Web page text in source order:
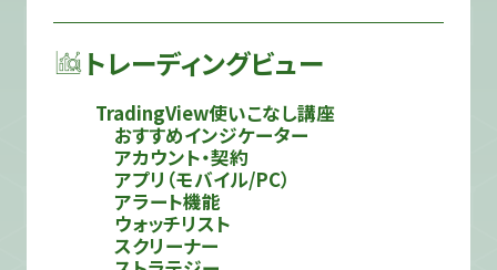
トレーディングビュー
TradingView使いこなし講座
おすすめインジケーター
アカウント・契約
アプリ（モバイル/PC）
アラート機能
ウォッチリスト
スクリーナー